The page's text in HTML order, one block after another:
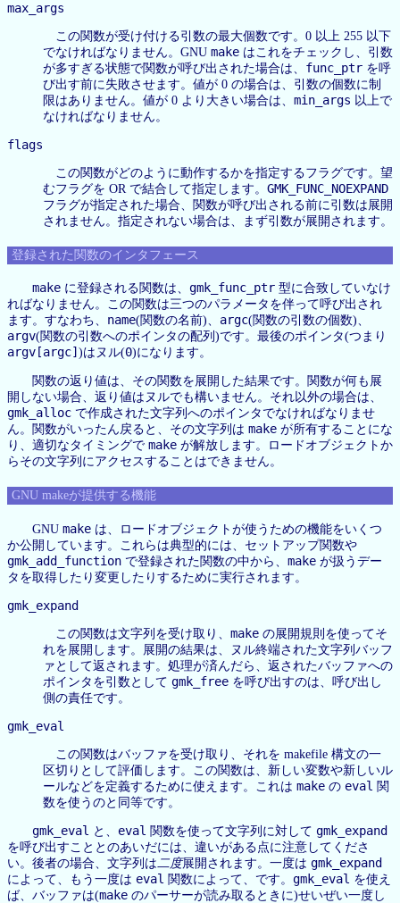
max_args
この関数が受け付ける引数の最大個数です。0 以上 255 以下
でなければなりません。GNU make はこれをチェックし、引数
が多すぎる状態で関数が呼び出された場合は、 func_ptr を呼
び出す前に失敗させます。値が 0 の場合は、引数の個数に制
限はありません。値が 0 より大きい場合は、 min_args 以上で
なければなりません。
flags
この関数がどのように動作するかを指定するフラグです。望
むフラグを OR で結合して指定します。 GMK_FUNC_NOEXPAND
フラグが指定された場合、関数が呼び出される前に引数は展開
されません。指定されない場合は、まず引数が展開されます。
登録された関数のインタフェース
make に登録される関数は、 gmk_func_ptr 型に合致していなけ
ればなりません。この関数は三つのパラメータを伴って呼び出され
ます。すなわち、 name(関数の名前)、 argc(関数の引数の個数)、
argv(関数の引数へのポインタの配列)です。最後のポインタ(つまり
argv[argc] )はヌル(0)になります。
関数の返り値は、その関数を展開した結果です。関数が何も展
開しない場合、返り値はヌルでも構いません。それ以外の場合は、
gmk_alloc で作成された文字列へのポインタでなければなりませ
ん。関数がいったん戻ると、その文字列は make が所有することにな
り、適切なタイミングで make が解放します。ロードオブジェクトか
らその文字列にアクセスすることはできません。
GNU makeが提供する機能
GNU make は、ロードオブジェクトが使うための機能をいくつ
か公開しています。これらは典型的には、セットアップ関数や
gmk_add_function で登録された関数の中から、 make が扱うデー
タを取得したり変更したりするために実行されます。
gmk_expand
この関数は文字列を受け取り、 make の展開規則を使ってそ
れを展開します。展開の結果は、ヌル終端された文字列バッフ
ァとして返されます。処理が済んだら、返されたバッファへの
ポインタを引数として gmk_free を呼び出すのは、呼び出し
側の責任です。
gmk_eval
この関数はバッファを受け取り、それを makefile 構文の一
区切りとして評価します。この関数は、新しい変数や新しいル
ールなどを定義するために使えます。これは make の eval 関
数を使うのと同等です。
gmk_eval と、 eval 関数を使って文字列に対して gmk_expand
を呼び出すこととのあいだには、違いがある点に注意してくださ
い。後者の場合、文字列は 二度展開されます。一度は gmk_expand
によって、もう一度は eval 関数によって、です。 gmk_eval を使え
ば、バッファは(make のパーサーが読み取るときに)せいぜい一度し